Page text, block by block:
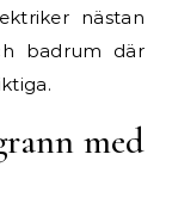
nästan
badrum där
med